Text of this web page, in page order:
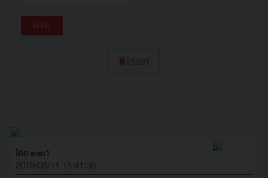
#
โดย wan1
2019/09/11 15:41:36